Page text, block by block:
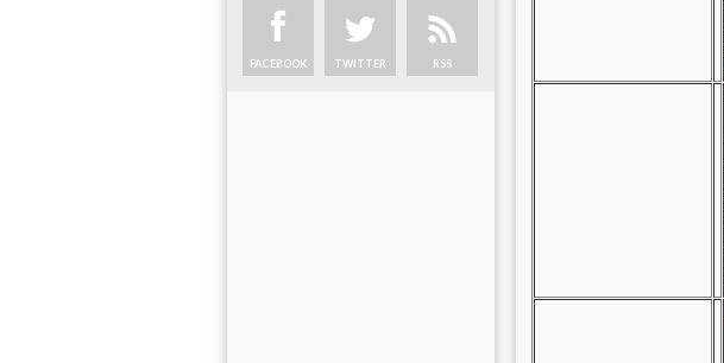
FACEBOOK TWITTER RSS